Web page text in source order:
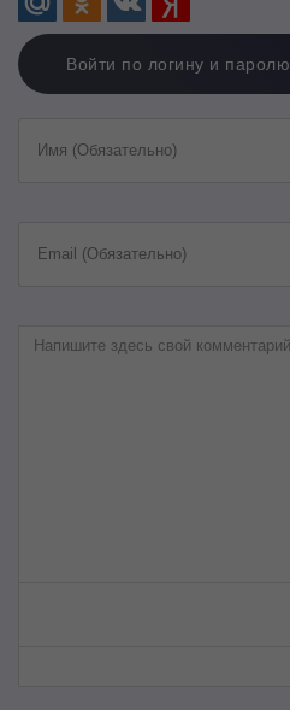
Войти по логину и паролю
Имя (Обязательно)
Email (Обязательно)